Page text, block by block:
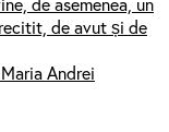
de avut și de
Andrei